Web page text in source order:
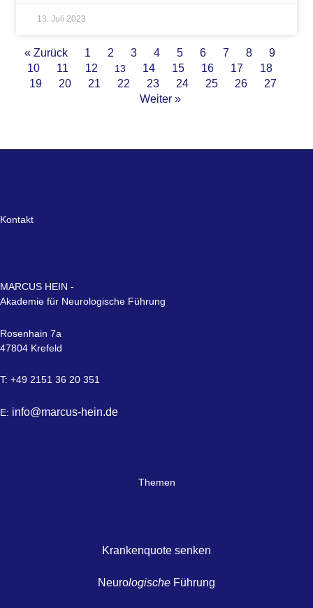
13. Juli 2023
« Zurück 1 2 3 4 5 6 7 8
9
10
11 12 13 14 15 16 17
18
19
20 21 22 23 24 25 26
27
Weiter »
Kontakt
MARCUS HEIN -
Akademie für Neurologische Führung
Rosenhain 7a
47804 Krefeld
T: +49 2151 36 20 351
E: info@marcus-hein.de
Themen
Krankenquote senken
Neurologische Führung